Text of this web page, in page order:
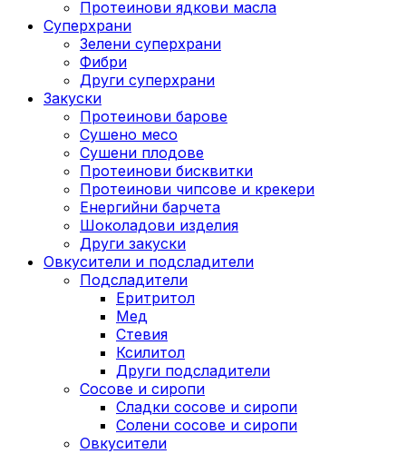
Протеинови ядкови масла
Суперхрани
Зелени суперхрани
Фибри
Други суперхрани
3акуски
Протеинови бaрове
Сушено месо
Сушени плодове
Протеинови бисквитки
Протеинови чипсове и крекери
Енергийни барчета
Шоколадови изделия
Други закуски
Овкусители и подсладители
Подсладители
Еритритол
Мед
Стевия
Ксилитол
Други подсладители
Сосове и сиропи
Сладки сосове и сиропи
Солени сосове и сиропи
Овкусители